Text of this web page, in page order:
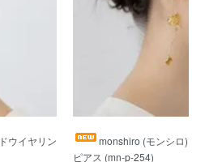
ウイヤリン
monshiro (モンシロ) /